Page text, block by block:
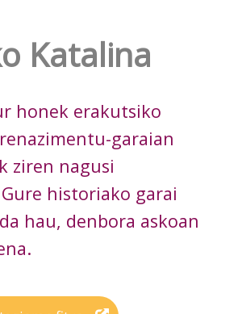
Katalina
honek erakutsiko
garaian
ziren nagusi
historiako garai
hau, denbora askoan